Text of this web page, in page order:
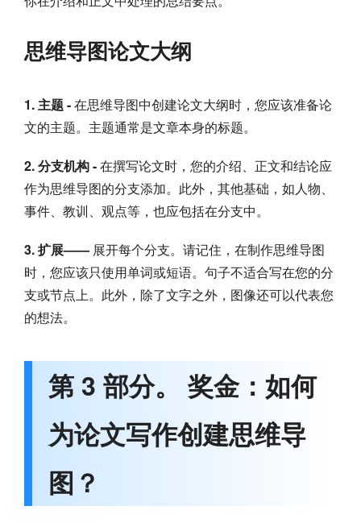
思维导图论文大纲
1. 主题 -在思维导图中创建论文大纲时，您应该准备论
文的主题。主题通常是文章本身的标题。
2. 分支机构 -在撰写论文时，您的介绍、正文和结论应
作为思维导图的分支添加。此外，其他基础，如人物、
事件、教训、观点等，也应包括在分支中。
3. 扩展—— 展开每个分支。请记住，在制作思维导图
时，您应该只使用单词或短语。句子不适合写在您的分
支或节点上。此外，除了文字之外，图像还可以代表您
的想法。
第 3 部分。 奖金：如何
为论文写作创建思维导
图？